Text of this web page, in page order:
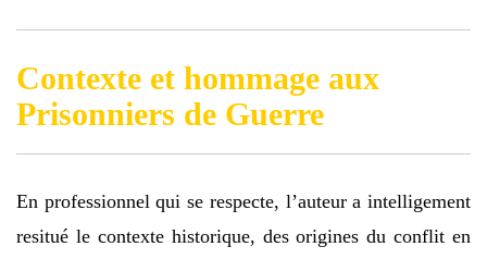
Contexte et hommage aux
Prisonniers de Guerre
En professionnel qui se respecte, l’auteur a intelligement
resitué le contexte historique, des origines du conflit en